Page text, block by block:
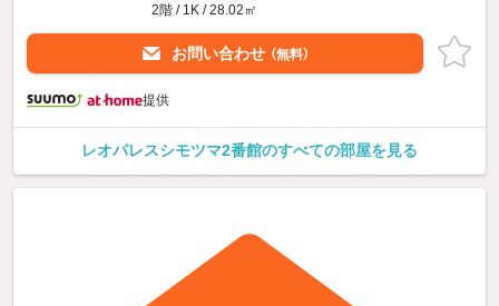
2階 / 1K / 28.02㎡
お問い合わせ （無料）
提供
レオパレスシモツマ2番館のすべての部屋を見る